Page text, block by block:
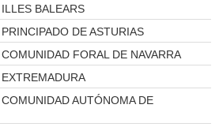
ILLES BALEARS
PRINCIPADO DE ASTURIAS
COMUNIDAD FORAL DE NAVARRA
EXTREMADURA
COMUNIDAD AUTÓNOMA DE